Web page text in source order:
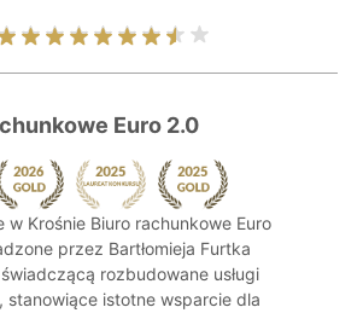
Euro 2.0
w Krośnie Biuro rachunkowe Euro
przez Bartłomieja Furtka
rozbudowane usługi
stanowiące istotne wsparcie dla